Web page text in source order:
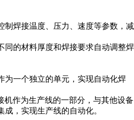
焊接温度、压力、速度等参数，减
的材料厚度和焊接要求自动调整焊
一个独立的单元，实现自动化焊
作为生产线的一部分，与其他设备
成，实现生产线的自动化。